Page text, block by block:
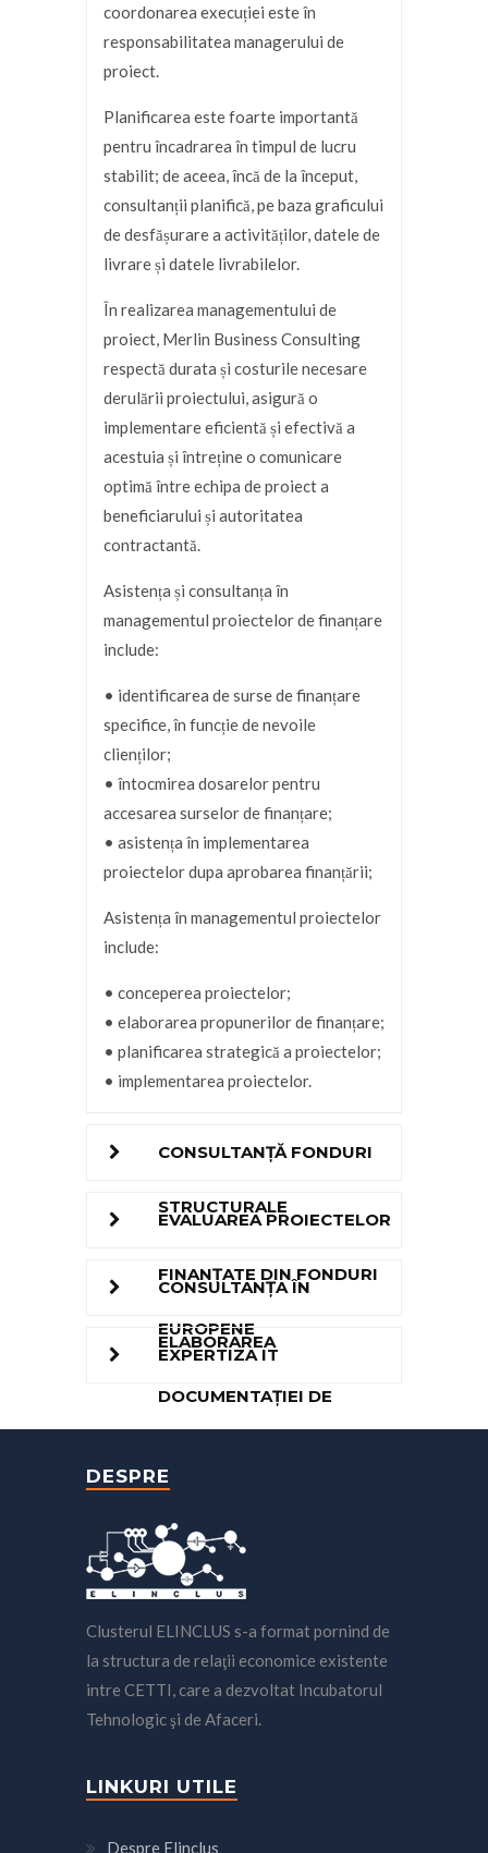
coordonarea execuției este în
responsabilitatea managerului de
proiect.
Planificarea este foarte importantă
pentru încadrarea în timpul de lucru
stabilit; de aceea, încă de la început,
consultanții planifică, pe baza graficului
de desfășurare a activităților, datele de
livrare și datele livrabilelor.
În realizarea managementului de
proiect, Merlin Business Consulting
respectă durata și costurile necesare
derulării proiectului, asigură o
implementare eficientă și efectivă a
acestuia și întreține o comunicare
optimă între echipa de proiect a
beneficiarului și autoritatea
contractantă.
Asistența și consultanța în
managementul proiectelor de finanțare
include:
• identificarea de surse de finanțare
specifice, în funcție de nevoile
clienților;
• întocmirea dosarelor pentru
accesarea surselor de finanțare;
• asistența în implementarea
proiectelor dupa aprobarea finanțării;
Asistența în managementul proiectelor
include:
• conceperea proiectelor;
• elaborarea propunerilor de finanțare;
• planificarea strategică a proiectelor;
• implementarea proiectelor.
CONSULTANȚĂ FONDURI
STRUCTURALE
EVALUAREA PROIECTELOR
FINANȚATE DIN FONDURI
EUROPENE
CONSULTANȚA ÎN
ELABORAREA
DOCUMENTAȚIEI DE
EXPERTIZA IT
DESPRE
Clusterul ELINCLUS s-a format pornind de
la structura de relaţii economice existente
intre CETTI, care a dezvoltat Incubatorul
Tehnologic şi de Afaceri.
LINKURI UTILE
Despre Elinclus